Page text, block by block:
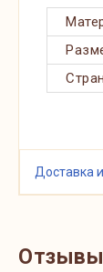
Доставка
Отзывы